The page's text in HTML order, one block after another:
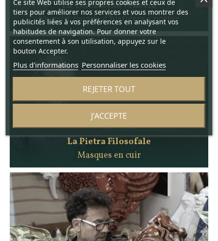
La Colombina Venezia
un petit monde d'histoires à porter
La Pietra Filosofale
Masques en cuir
Ce site Web utilise ses propres cookies et ceux de
tiers pour améliorer nos services et vous montrer des
publicités liées à vos préférences en analysant vos
habitudes de navigation. Pour donner votre
consentement à son utilisation, appuyez sur le
bouton Accepter.
Plus d'informations Personnaliser les cookies
REJETER TOUT
J'ACCEPTE